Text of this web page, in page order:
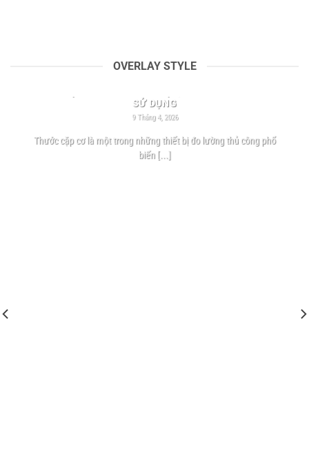
OVERLAY STYLE
SỬ DỤNG
9 Tháng 4, 2026
Thước cặp cơ là một trong những thiết bị đo lường thủ công phổ
biến [...]